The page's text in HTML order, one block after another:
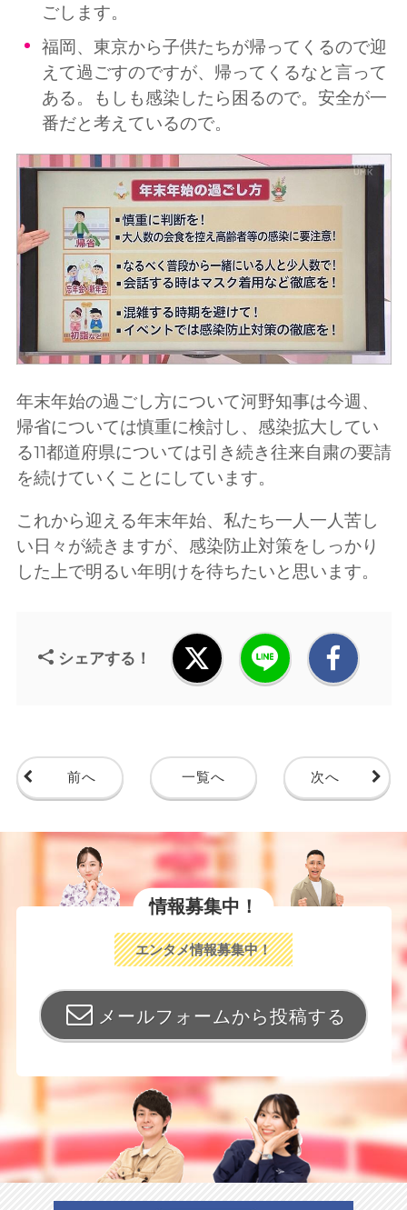
ごします。
福岡、東京から子供たちが帰ってくるので迎
えて過ごすのですが、帰ってくるなと言って
ある。もしも感染したら困るので。安全が一
番だと考えているので。
年末年始の過ごし方について河野知事は今週、
帰省については慎重に検討し、感染拡大してい
る11都道府県については引き続き往来自粛の要請
を続けていくことにしています。
これから迎える年末年始、私たち一人一人苦し
い日々が続きますが、感染防止対策をしっかり
した上で明るい年明けを待ちたいと思います。
シェアする！
前へ 一覧へ 次へ
情報募集中！
エンタメ情報募集中！
メールフォームから投稿する